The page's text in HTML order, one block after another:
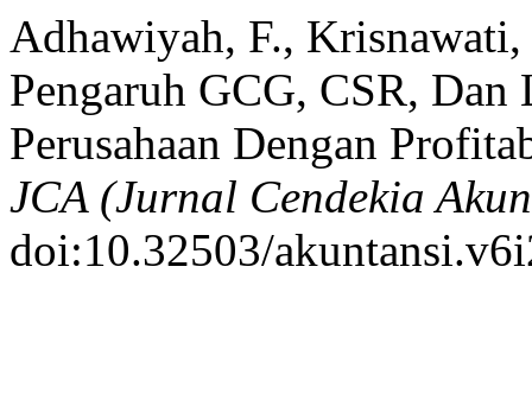
Adhawiyah, F.,
Pengaruh GCG, CSR, Dan
Perusahaan Dengan
JCA (Jurnal Cendekia
doi:10.32503/